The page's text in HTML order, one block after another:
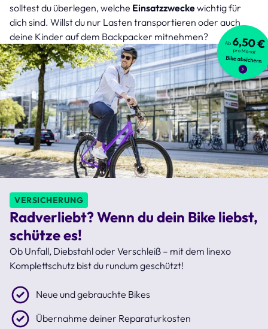
solltest du überlegen, welche Einsatzzweckewichtig für
dich sind. Willst du nur Lasten transportieren oder auch
deine Kinder auf dem Backpacker mitnehmen?
VERSICHERUNG
Radverliebt? Wenn du dein Bike liebst,
schütze es!
Ob Unfall, Diebstahl oder Verschleiß – mit dem linexo
Komplettschutz bist du rundum geschützt!
Neue und gebrauchte Bikes
Übernahme deiner Reparaturkosten